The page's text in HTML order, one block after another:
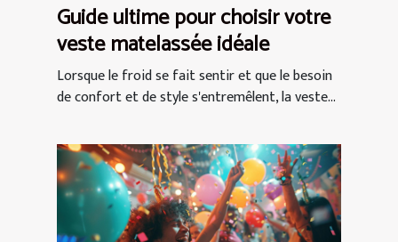
Guide ultime pour choisir votre
veste matelassée idéale
Lorsque le froid se fait sentir et que le besoin
de confort et de style s'entremêlent, la veste...